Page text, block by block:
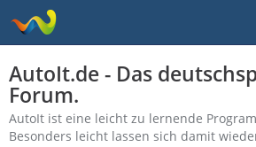
AutoIt.de - Das
Forum.
AutoIt ist eine leicht zu lernende
Besonders leicht lassen sich damit